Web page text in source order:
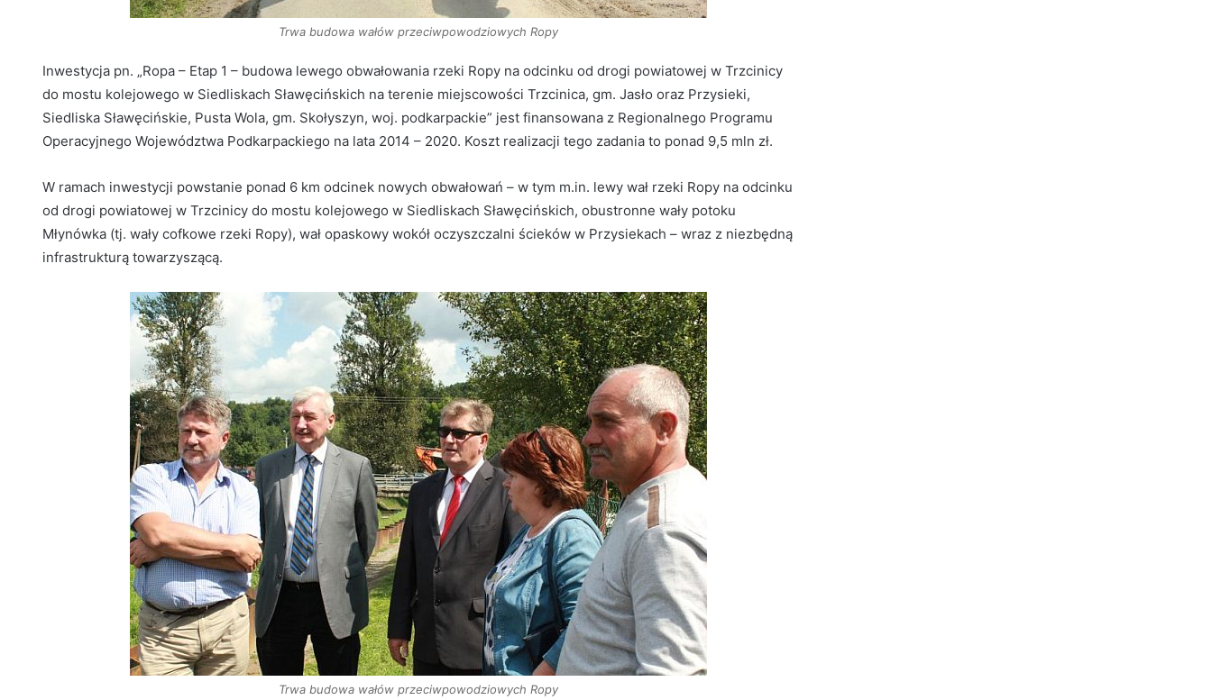
Trwa budowa wałów przeciwpowodziowych Ropy
Inwestycja pn. „Ropa – Etap 1 – budowa lewego obwałowania rzeki Ropy na odcinku od drogi powiatowej w Trzcinicy
do mostu kolejowego w Siedliskach Sławęcińskich na terenie miejscowości Trzcinica, gm. Jasło oraz Przysieki,
Siedliska Sławęcińskie, Pusta Wola, gm. Skołyszyn, woj. podkarpackie” jest finansowana z Regionalnego Programu
Operacyjnego Województwa Podkarpackiego na lata 2014 – 2020. Koszt realizacji tego zadania to ponad 9,5 mln zł.
W ramach inwestycji powstanie ponad 6 km odcinek nowych obwałowań – w tym m.in. lewy wał rzeki Ropy na odcinku
od drogi powiatowej w Trzcinicy do mostu kolejowego w Siedliskach Sławęcińskich, obustronne wały potoku
Młynówka (tj. wały cofkowe rzeki Ropy), wał opaskowy wokół oczyszczalni ścieków w Przysiekach – wraz z niezbędną
infrastrukturą towarzyszącą.
Trwa budowa wałów przeciwpowodziowych Ropy